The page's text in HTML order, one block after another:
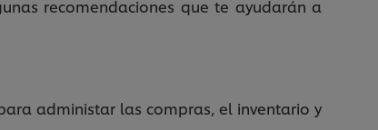
recomendaciones que te ayudarán a
administar las compras, el inventario y